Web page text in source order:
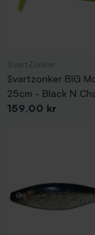
Svartzonker BIG
25cm - Black N
pack)
Pris
159,00 kr